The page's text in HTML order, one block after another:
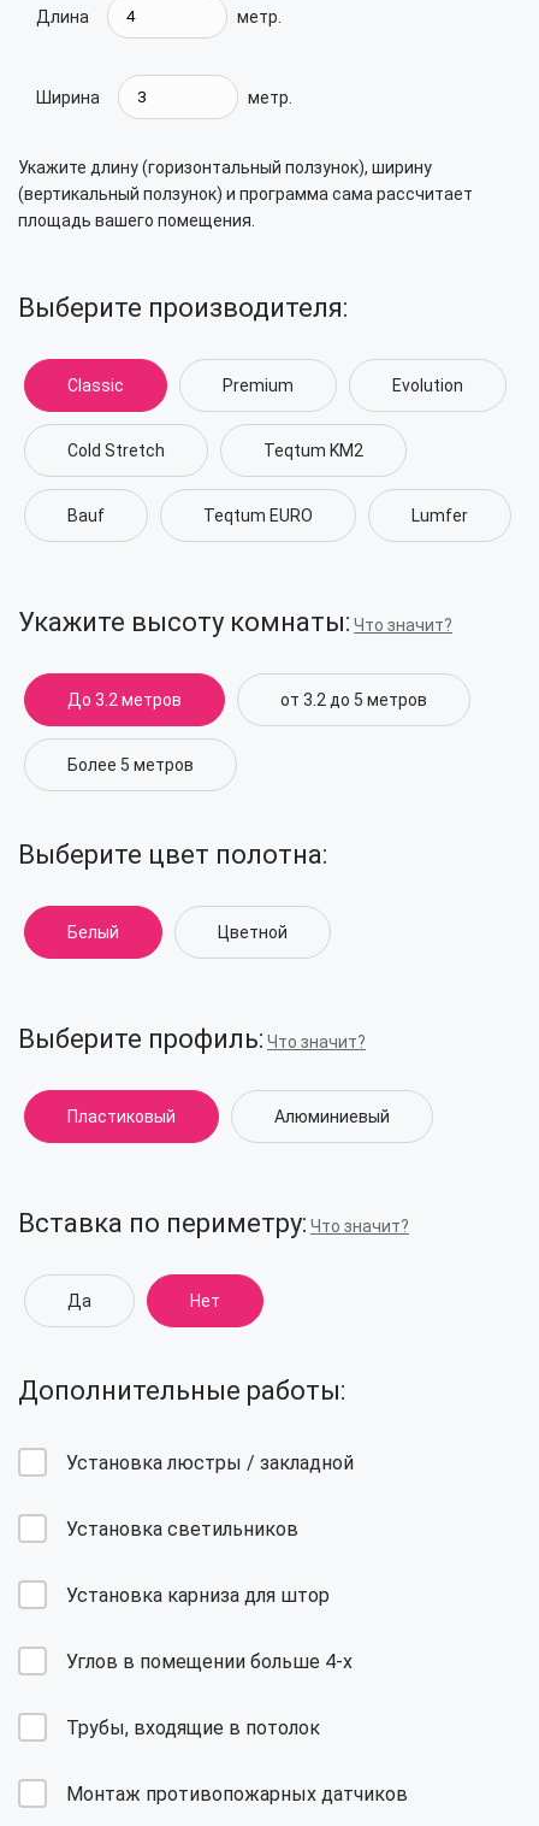
Длина метр.
Ширина метр.
Укажите длину (горизонтальный ползунок), ширину
(вертикальный ползунок) и программа сама рассчитает
площадь вашего помещения.
Выберите производителя:
Classic Premium Evolution
Cold Stretch Teqtum KM2
Bauf Teqtum EURO Lumfer
Укажите высоту комнаты: Что значит?
До 3.2 метров от 3.2 до 5 метров
Более 5 метров
Выберите цвет полотна:
Белый Цветной
Выберите профиль: Что значит?
Пластиковый Алюминиевый
Вставка по периметру: Что значит?
Да Нет
Дополнительные работы:
Установка люстры / закладной
Установка светильников
Установка карниза для штор
Углов в помещении больше 4-х
Трубы, входящие в потолок
Монтаж противопожарных датчиков